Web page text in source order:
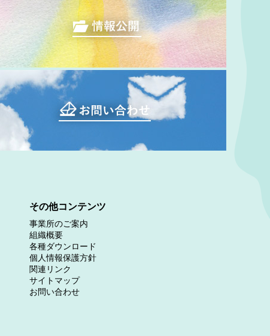
その他コンテンツ
事業所のご案内
組織概要
各種ダウンロード
個人情報保護方針
関連リンク
サイトマップ
お問い合わせ